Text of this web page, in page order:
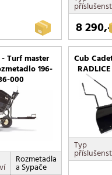
8 290,-
Turf master
196-
000
Rozmetadla
a Sypače
Cub
Typ